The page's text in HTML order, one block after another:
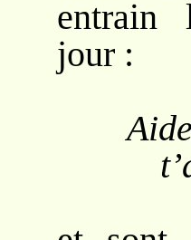
entrain
jour :